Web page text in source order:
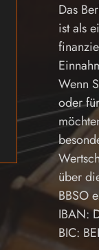
Das
ist als
Wenn
oder
über
BBSO
IBAN:
BIC: